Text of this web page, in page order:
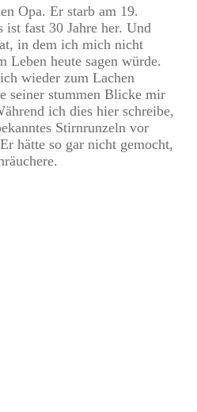
Opa. Er starb am 19.
ist fast 30 Jahre her. Und
in dem ich mich nicht
Leben heute sagen würde.
wieder zum Lachen
seiner stummen Blicke mir
ich dies hier schreibe,
Stirnrunzeln vor
hätte so gar nicht gemocht,